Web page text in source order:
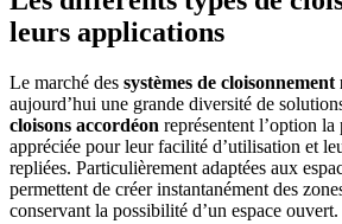
leurs applications
Le marché des systèmes de cloisonnement
aujourd’hui une grande diversité de
cloisons accordéon représentent l’option la
appréciée pour leur facilité d’utilisation et
repliées. Particulièrement adaptées aux
permettent de créer instantanément des
conservant la possibilité d’un espace ouvert.